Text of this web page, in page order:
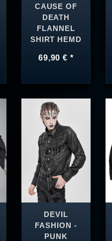
CAUSE OF
DEATH
FLANNEL
SHIRT HEMD
69,90 € *
DEVIL
FASHION -
PUNK